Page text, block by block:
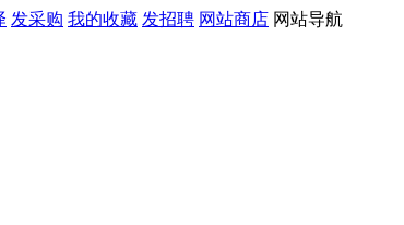
发采购 我的收藏 发招聘 网站商店 网站导航